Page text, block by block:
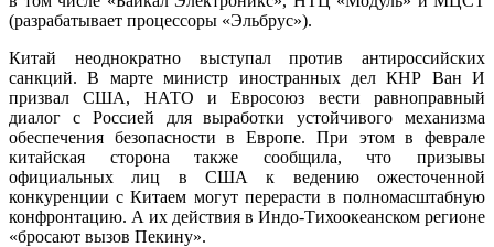
(разрабатывает процессоры «Эльбрус»).
Китай неоднократно выступал против антироссийских
санкций. В марте министр иностранных дел КНР Ван И
призвал США, НАТО и Евросоюз вести равноправный
диалог с Россией для выработки устойчивого механизма
обеспечения безопасности в Европе. При этом в феврале
китайская сторона также сообщила, что призывы
официальных лиц в США к ведению ожесточенной
конкуренции с Китаем могут перерасти в полномасштабную
конфронтацию. А их действия в Индо-Тихоокеанском регионе
«бросают вызов Пекину».